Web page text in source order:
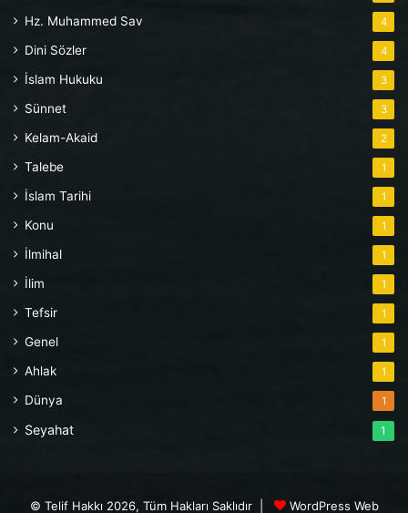
Hz. Muhammed Sav 4
Dini Sözler 4
İslam Hukuku 3
Sünnet 3
Kelam-Akaid 2
Talebe 1
İslam Tarihi 1
Konu 1
İlmihal 1
İlim 1
Tefsir 1
Genel 1
Ahlak 1
Dünya 1
Seyahat 1
© Telif Hakkı 2026, Tüm Hakları Saklıdır | WordPress Web